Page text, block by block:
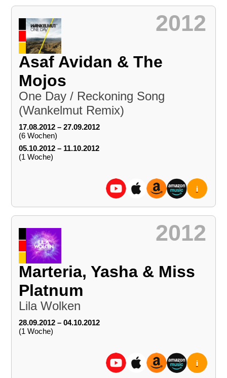
2012
Asaf Avidan & The
Mojos
One Day / Reckoning Song
(Wankelmut Remix)
17.08.2012 – 27.09.2012
(6 Wochen)
05.10.2012 – 11.10.2012
(1 Woche)
i
2012
Marteria, Yasha & Miss
Platnum
Lila Wolken
28.09.2012 – 04.10.2012
(1 Woche)
i